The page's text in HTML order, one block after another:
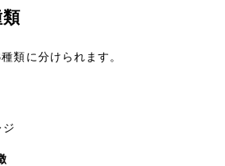
類に分けられます。